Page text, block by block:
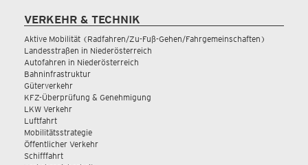
VERKEHR & TECHNIK
Aktive Mobilität (Radfahren/Zu-Fuß-Gehen/Fahrgemeinschaften)
Landesstraßen in Niederösterreich
Autofahren in Niederösterreich
Bahninfrastruktur
Güterverkehr
KFZ-Überprüfung & Genehmigung
LKW Verkehr
Luftfahrt
Mobilitätsstrategie
Öffentlicher Verkehr
Schifffahrt